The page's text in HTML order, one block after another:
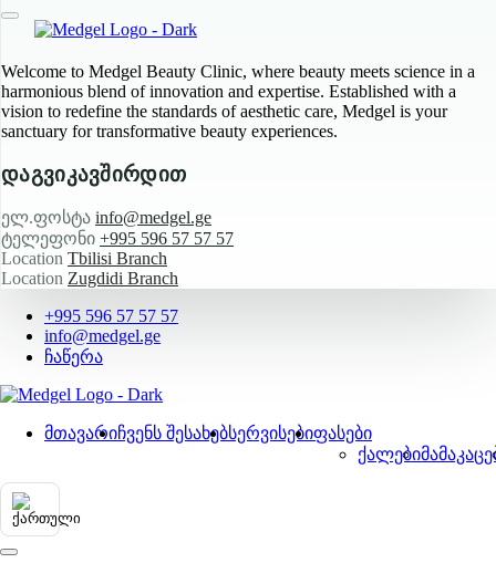
Welcome to Medgel Beauty Clinic, where beauty meets science in a
harmonious blend of innovation and expertise. Established with a
vision to redefine the standards of aesthetic care, Medgel is your
sanctuary for transformative beauty experiences.
დაგვიკავშირდით
ელ.ფოსტა info@medgel.ge
ტელეფონი +995 596 57 57 57
Location Tbilisi Branch
Location Zugdidi Branch
+995 596 57 57 57
info@medgel.ge
ჩაწერა
მთავარიჩვენს შესახებსერვისებიფასები
ქალები